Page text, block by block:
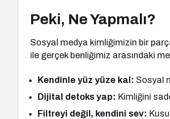
Peki, Ne Yapmalı?
Sosyal medya kimliğimizin bir
ile gerçek benliğimiz arasındaki
Kendinle yüz yüze kal: Sosyal
Dijital detoks yap: Kimliğini
Filtreyi değil, kendini sev: